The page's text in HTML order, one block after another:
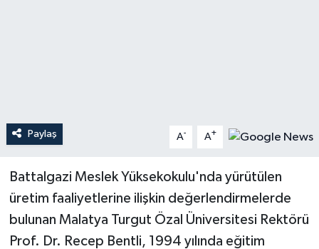
Paylaş A- A+
Battalgazi Meslek Yüksekokulu'nda yürütülen
üretim faaliyetlerine ilişkin değerlendirmelerde
bulunan Malatya Turgut Özal Üniversitesi Rektörü
Prof. Dr. Recep Bentli, 1994 yılında eğitim
Yaşam